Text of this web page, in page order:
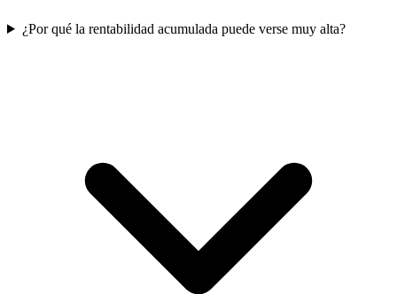
¿Por qué la rentabilidad acumulada puede verse muy alta?